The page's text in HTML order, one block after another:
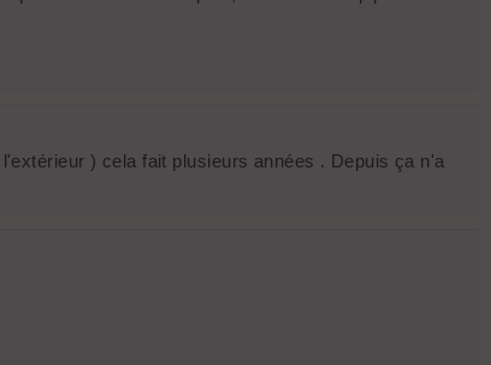
) cela fait plusieurs années . Depuis ça n'a